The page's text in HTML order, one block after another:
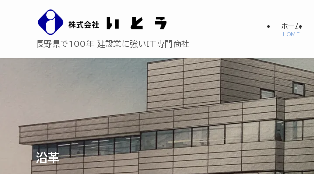
長野県で100年 建設業に強いIT専門商社
ホーム
HOME
沿革